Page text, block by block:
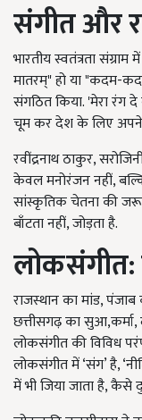
संगीत और
भारतीय स्वतंत्रता
मातरम्" हो या "कदम-
संगठित किया. 'मेरा रंग
चूम कर देश के लिए अपने
रवींद्रनाथ ठाकुर,
केवल मनोरंजन नहीं,
सांस्कृतिक चेतना की
बाँटता नहीं, जोड़ता है.
लोकसंगीत:
राजस्थान का मांड, पंजाब
छत्तीसगढ़ का
लोकसंगीत की विविध
लोकसंगीत में ‘संग’ है,
में भी जिया जाता है, कैसे